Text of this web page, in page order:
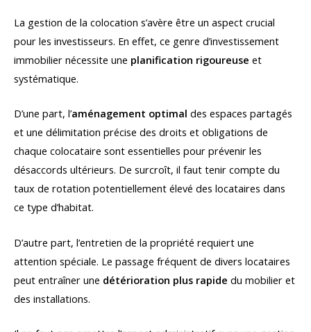
La gestion de la colocation s’avère être un aspect crucial
pour les investisseurs. En effet, ce genre d’investissement
immobilier nécessite une planification rigoureuse et
systématique.
D’une part, l’aménagement optimal des espaces partagés
et une délimitation précise des droits et obligations de
chaque colocataire sont essentielles pour prévenir les
désaccords ultérieurs. De surcroît, il faut tenir compte du
taux de rotation potentiellement élevé des locataires dans
ce type d’habitat.
D’autre part, l’entretien de la propriété requiert une
attention spéciale. Le passage fréquent de divers locataires
peut entraîner une détérioration plus rapide du mobilier et
des installations.